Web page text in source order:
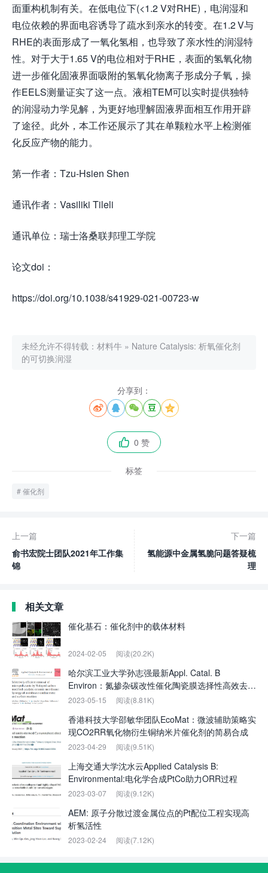
面重构机制有关。在低电位下(<1.2 V对RHE)，电润湿和
电位依赖的界面电容诱导了疏水到亲水的转变。在1.2 V与
RHE的表面形成了一氧化氢相，也导致了亲水性的润湿特
性。对于大于1.65 V的电位相对于RHE，表面的氢氧化物
进一步催化固液界面吸附的氢氧化物离子形成分子氧，操
作EELS测量证实了这一点。液相TEM可以实时提供独特
的润湿动力学见解，为更好地理解固液界面相互作用开辟
了途径。此外，本工作还展示了其在单颗粒水平上检测催
化反应产物的能力。
第一作者：Tzu-Hsien Shen
通讯作者：Vasiliki Tileli
通讯单位：瑞士洛桑联邦理工学院
论文doi：
https://doi.org/10.1038/s41929-021-00723-w
未经允许不得转载： 材料牛 » Nature Catalysis: 析氧催化剂
的可切换润湿
分享到：
    
 0 赞
标签
催化剂
上一篇
俞书宏院士团队2021年工作集
锦
下一篇
氢能源中金属氢脆问题答疑梳
理
相关文章
催化基石：催化剂中的载体材料
2024-02-05 阅读(20.2K)
哈尔滨工业大学孙志强最新Appl. Catal. B
Environ：氮掺杂碳改性催化陶瓷膜选择性高效去除
微污染物
2023-05-15 阅读(8.81K)
香港科技大学邵敏华团队EcoMat：微波辅助策略实
现CO2RR氧化物衍生铜纳米片催化剂的简易合成
2023-04-29 阅读(9.51K)
上海交通大学沈水云Applied Catalysis B:
Environmental:电化学合成PtCo助力ORR过程
2023-03-07 阅读(9.12K)
AEM: 原子分散过渡金属位点的Pt配位工程实现高
析氢活性
2023-02-24 阅读(7.12K)